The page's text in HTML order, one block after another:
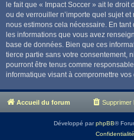
le fait que « Impact Soccer » ait le
ou de verrouiller n’importe quel sujet
nous estimons cela nécessaire. En tant
les informations que vous avez
base de données. Bien que ces
tierce partie sans votre consentement,
pourront être tenus comme
informatique visant à compromettre vos
Accueil du forum Supprimer
Développé parphpBB®
Confidentialité